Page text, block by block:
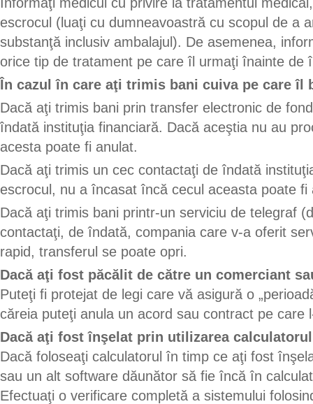
escrocul (luaţi cu dumneavoastră cu scopul de a
substanţă inclusiv ambalajul). De asemenea,
orice tip de tratament pe care îl urmaţi înainte de
În cazul în care aţi trimis bani cuiva pe care îl
Dacă aţi trimis bani prin transfer electronic de
îndată instituţia financiară. Dacă aceştia nu au
acesta poate fi anulat.
Dacă aţi trimis un cec contactaţi de îndată
escrocul, nu a încasat încă cecul aceasta poate fi
Dacă aţi trimis bani printr-un serviciu de telegraf
contactaţi, de îndată, compania care v-a oferit
rapid, transferul se poate opri.
Dacă aţi fost păcălit de către un comerciant
Puteţi fi protejat de legi care vă asigură o
căreia puteţi anula un acord sau contract pe care
Dacă aţi fost înşelat prin utilizarea
Dacă foloseaţi calculatorul în timp ce aţi fost
sau un alt software dăunător să fie încă în
Efectuaţi o verificare completă a sistemului